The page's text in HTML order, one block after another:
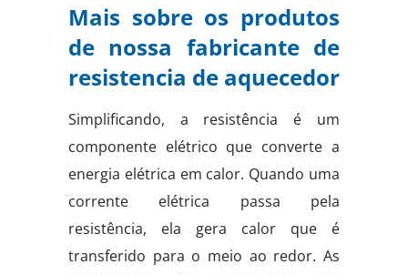
Mais sobre os produtos
de nossa fabricante de
resistencia de aquecedor
Simplificando, a resistência é um
componente elétrico que converte a
energia elétrica em calor. Quando uma
corrente elétrica passa pela
resistência, ela gera calor que é
transferido para o meio ao redor. As